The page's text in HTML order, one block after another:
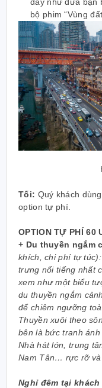
bộ phim “Vùng
Tối: Quý khách
option tự phí.
OPTION TỰ PHÍ
+ Du thuyền ngắm
khích, chi phí tự
trưng nổi tiếng nhất
xem như một biểu
du thuyền ngắm
để chiêm ngưỡng
Thuyền xuôi theo
bên là bức tranh
Nhà hát lớn, trung
Nam Tân… rực rỡ và
Nghỉ đêm tại